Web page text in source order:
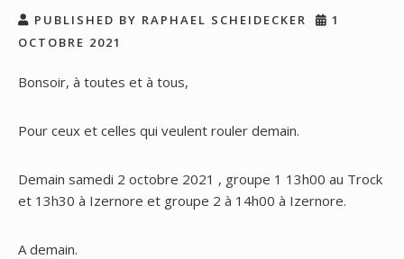
PUBLISHED BY RAPHAEL SCHEIDECKER
1
OCTOBRE 2021
Bonsoir, à toutes et à tous,
Pour ceux et celles qui veulent rouler demain.
Demain samedi 2 octobre 2021 , groupe 1 13h00 au Trock
et 13h30 à Izernore et groupe 2 à 14h00 à Izernore.
A demain.